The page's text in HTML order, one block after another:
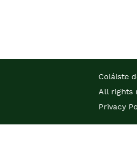
Coláiste
All rights
Privacy